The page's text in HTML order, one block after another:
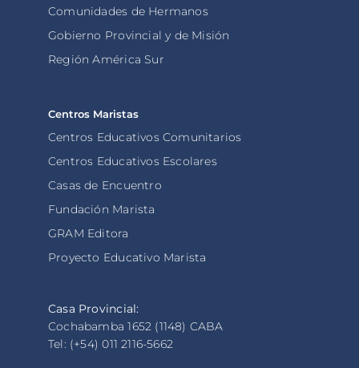
Comunidades de Hermanos
Gobierno Provincial y de Misión
Región América Sur
Centros Maristas
Centros Educativos Comunitarios
Centros Educativos Escolares
Casas de Encuentro
Fundación Marista
GRAM Editora
Proyecto Educativo Marista
Casa Provincial:
Cochabamba 1652 (1148) CABA
Tel: (+54) 011 2116-5662